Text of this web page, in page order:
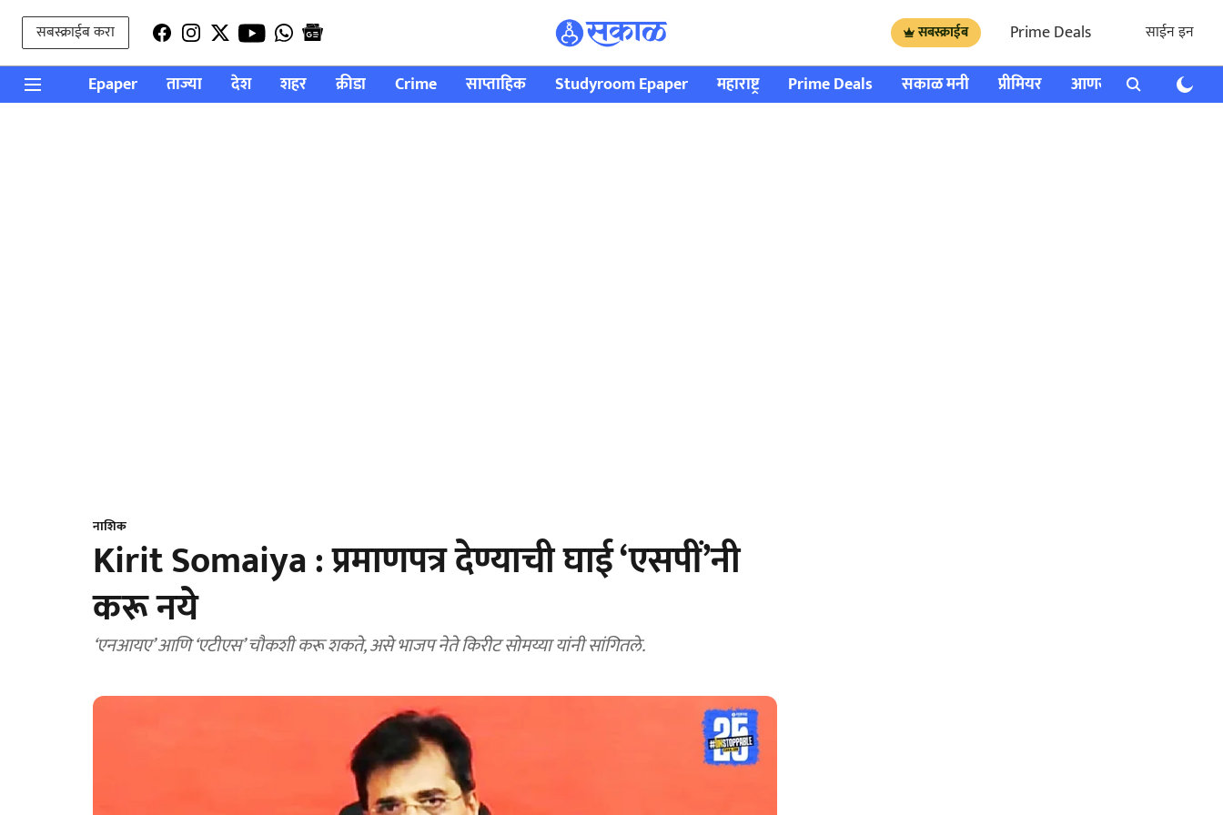
सबस्क्राईब करा सबस्क्राईब Prime Deals साईन इन
Epaper ताज्या देश शहर क्रीडा Crime साप्ताहिक Studyroom Epaper महाराष्ट्र Prime Deals सकाळ मनी प्रीमियर आणखी राशी भविष्य
नाशिक
Kirit Somaiya : प्रमाणपत्र देण्याची घाई ‘एसपीं’नी
करू नये
‘एनआयए’ आणि ‘एटीएस’ चौकशी करू शकते, असे भाजप नेते किरीट सोमय्या यांनी सांगितले.